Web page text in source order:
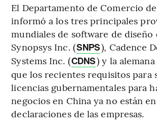
El Departamento de Comercio de
informó a los tres principales
mundiales de software de diseño
Synopsys Inc. (SNPS), Cadence
Systems Inc. (CDNS) y la
que los recientes requisitos para
licencias gubernamentales para
negocios en China ya no están
declaraciones de las empresas.